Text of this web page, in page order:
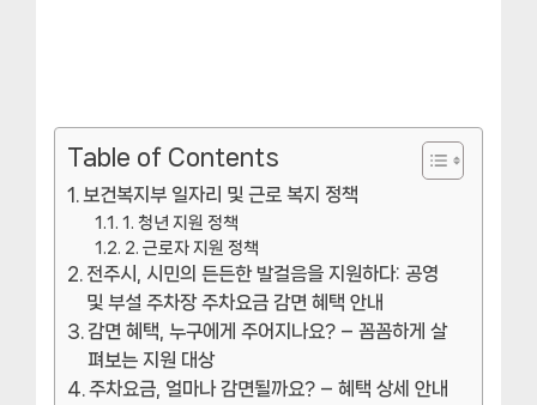
Table of Contents
보건복지부 일자리 및 근로 복지 정책
1. 청년 지원 정책
2. 근로자 지원 정책
전주시, 시민의 든든한 발걸음을 지원하다: 공영
및 부설 주차장 주차요금 감면 혜택 안내
감면 혜택, 누구에게 주어지나요? – 꼼꼼하게 살
펴보는 지원 대상
주차요금, 얼마나 감면될까요? – 혜택 상세 안내